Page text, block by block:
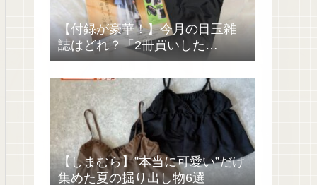
【付録が豪華！】今月の目玉雑
誌はどれ？「2冊買いした
い……」
【しまむら】”本当に可愛い”だけ
集めた夏の掘り出し物6選